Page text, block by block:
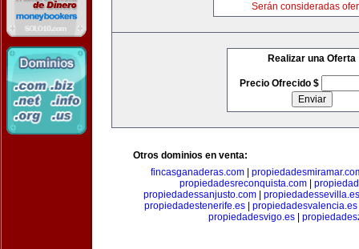
Serán consideradas
Realizar una Oferta
Precio Ofrecido $
Otros dominios en venta:
fincasganaderas.com
propiedadesreconquista.com
propiedadessanjusto.com| propiedadessevilla.es
propiedadestenerife.es| propiedadesvalencia.es
propiedadesvigo.es|